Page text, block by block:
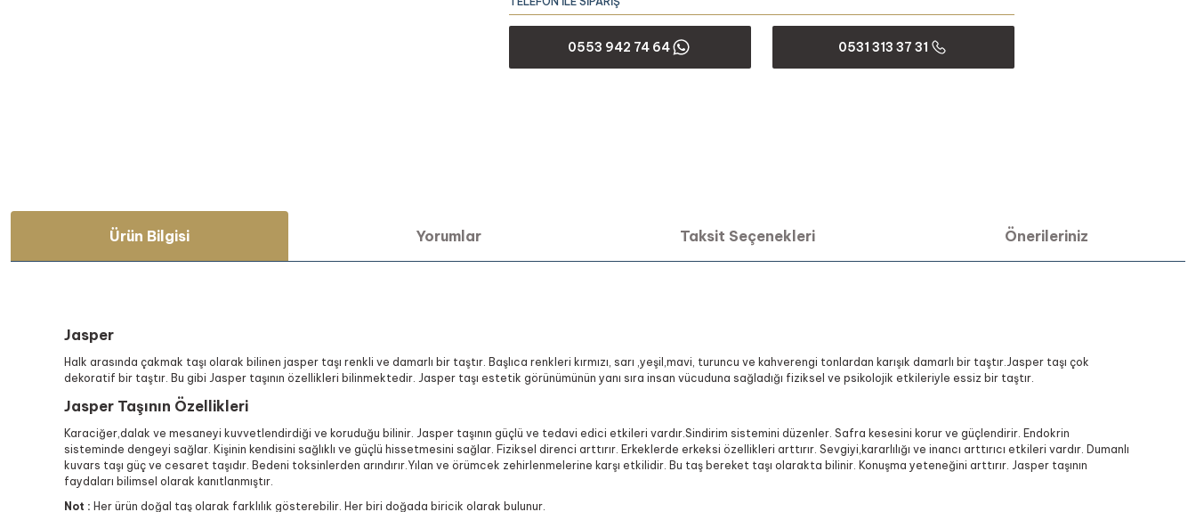
0553 942 74 64 0531 313 37 31
Ürün Bilgisi Yorumlar Taksit Seçenekleri Önerileriniz
Jasper
Halk arasında çakmak taşı olarak bilinen jasper taşı renkli ve damarlı bir taştır. Başlıca renkleri kırmızı, sarı ,yeşil,mavi, turuncu ve kahverengi tonlardan karışık damarlı bir taştır.Jasper taşı çok
dekoratif bir taştır. Bu gibi Jasper taşının özellikleri bilinmektedir. Jasper taşı estetik görünümünün yanı sıra insan vücuduna sağladığı fiziksel ve psikolojik etkileriyle essiz bir taştır.
Jasper Taşının Özellikleri
Karaciğer,dalak ve mesaneyi kuvvetlendirdiği ve koruduğu bilinir. Jasper taşının güçlü ve tedavi edici etkileri vardır.Sindirim sistemini düzenler. Safra kesesini korur ve güçlendirir. Endokrin
sisteminde dengeyi sağlar. Kişinin kendisini sağlıklı ve güçlü hissetmesini sağlar. Fiziksel direnci arttırır. Erkeklerde erkeksi özellikleri arttırır. Sevgiyi,kararlılığı ve inancı arttırıcı etkileri vardır. Dumanlı
kuvars taşı güç ve cesaret taşıdır. Bedeni toksinlerden arındırır.Yılan ve örümcek zehirlenmelerine karşı etkilidir. Bu taş bereket taşı olarakta bilinir. Konuşma yeteneğini arttırır. Jasper taşının
faydaları bilimsel olarak kanıtlanmıştır.
Not : Her ürün doğal taş olarak farklılık gösterebilir. Her biri doğada biricik olarak bulunur.